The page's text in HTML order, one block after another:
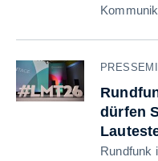
dürfen
Rundfunk